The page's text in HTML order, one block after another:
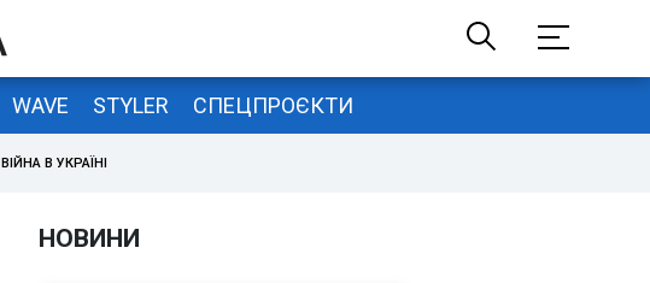
WAVE STYLER СПЕЦПРОЄКТИ
ВІЙНА В УКРАЇНІ
НОВИНИ